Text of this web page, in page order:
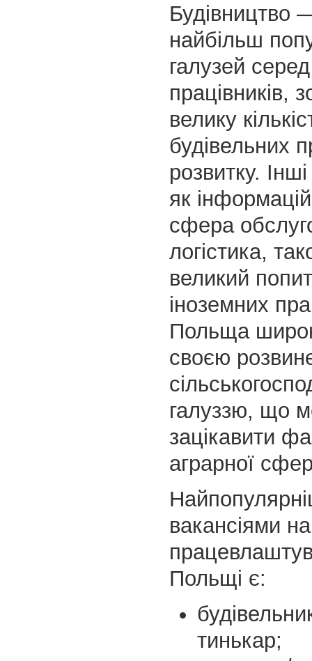
Будівництво
найбільш
галузей
працівників,
велику
будівельних
розвитку.
як
сфера
логістика,
великий
іноземних
Польща
своєю
галуззю, що
зацікавити
аграрної
вакансіями на
Польщі є:
тинькар;